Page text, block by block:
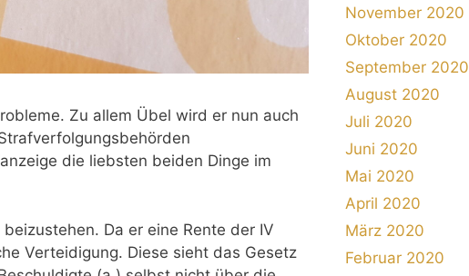
Zu allem Übel wird er nun auch
die liebsten beiden Dinge im
Da er eine Rente der IV
Verteidigung. Diese sieht das Gesetz
November 2020
Oktober 2020
September 2020
August 2020
Juli 2020
Juni 2020
Mai 2020
April 2020
März 2020
Februar 2020